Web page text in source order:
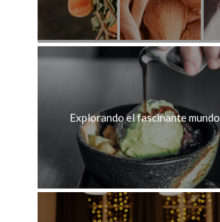
Explorando el fascinante mundo